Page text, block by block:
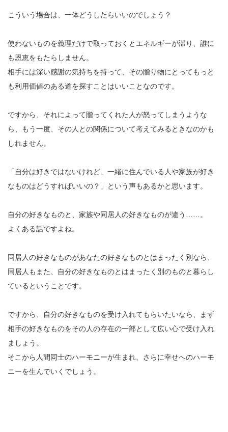
こういう場合は、一体どうしたらいいのでしょう？
使わないものを義理だけで取っておくとエネルギーが滞り、誰に
も恩恵をもたらしません。
相手には深い感謝の気持ちを持って、その贈り物にとってもっと
も利用価値のある道を探すことはいいことなのです。
ですから、それによって贈ってくれた人が怒ってしまうような
ら、もう一度、その人との関係について考えてみるときなのかも
しれません。
「自分は好きではないけれど、一緒に住んでいる人や家族が好き
なものはどうすればいいの？」という声もあるかと思います。
自分の好きなものと、家族や同居人の好きなものが違う……。
よくある話ですよね。
同居人の好きなものがあなたの好きなものとはまったく別なら、
同居人もまた、自分の好きなものとはまったく別のものと暮らし
ているということです。
ですから、自分の好きなものを受け入れてもらいたいなら、まず
相手の好きなものをその人の存在の一部として広い心で受け入れ
ましょう。
そこから人間同士のハーモニーが生まれ、さらに幸せへのハーモ
ニーを生んでいくでしょう。